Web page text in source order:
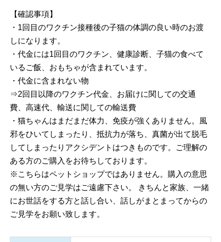
【確認事項】
・1回目のワクチン接種後の子猫の体調の良い時のお渡
しになります。
・代金には1回目のワクチン、健康診断、子猫の食べて
いるご飯、おもちゃが含まれています。
・代金に含まれない物
⇒2回目以降のワクチン代金、お届けに関しての交通
費、高速代、輸送に関しての輸送費
・猫ちゃんはまだまだ体力、免疫が強くありません。風
邪をひいてしまったり、抵抗力が落ち、真菌が出て脱毛
してしまったりアクシデントはつきものです。ご理解の
ある方のご購入をお待ちしております。
※こちらはペットショップではありません。購入の意思
の無い方のご見学はご遠慮下さい。 きちんと家族、一緒
にお世話をする方と話し合い、話しがまとまってからの
ご見学をお願い致します。